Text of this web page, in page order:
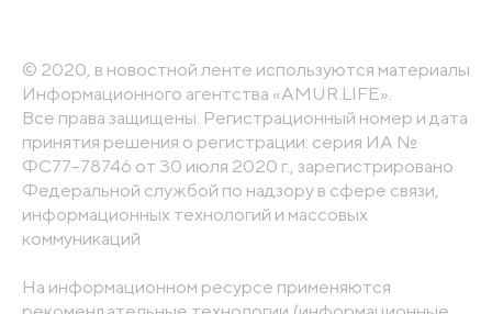
© 2020, в новостной ленте используются материалы
Информационного агентства «AMUR.LIFE».
Все права защищены. Регистрационный номер и дата
принятия решения о регистрации: серия ИА №
ФС77-78746 от 30 июля 2020 г., зарегистрировано
Федеральной службой по надзору в сфере связи,
информационных технологий и массовых
коммуникаций
На информационном ресурсе применяются